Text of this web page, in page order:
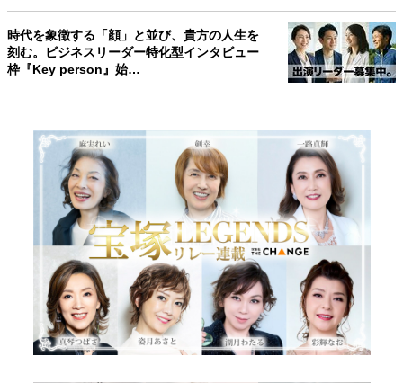
時代を象徴する「顔」と並び、貴方の人生を
刻む。ビジネスリーダー特化型インタビュー
枠『Key person』始…